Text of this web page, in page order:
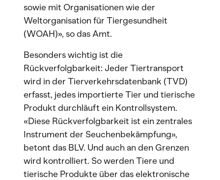
sowie mit Organisationen wie der
Weltorganisation für Tiergesundheit
(WOAH)», so das Amt.
Besonders wichtig ist die
Rückverfolgbarkeit: Jeder Tiertransport
wird in der Tierverkehrsdatenbank (TVD)
erfasst, jedes importierte Tier und tierische
Produkt durchläuft ein Kontrollsystem.
«Diese Rückverfolgbarkeit ist ein zentrales
Instrument der Seuchenbekämpfung»,
betont das BLV. Und auch an den Grenzen
wird kontrolliert. So werden Tiere und
tierische Produkte über das elektronische